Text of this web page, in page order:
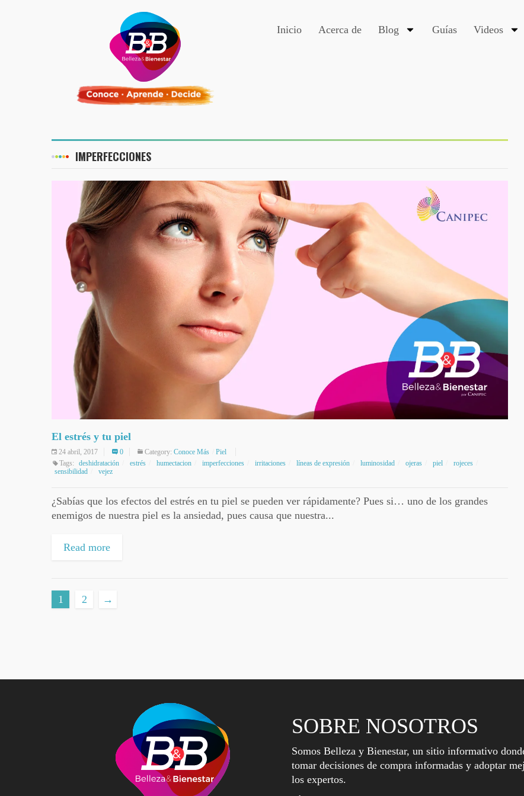
Inicio Acerca de Blog Guías Videos
IMPERFECCIONES
El estrés y tu piel
24 abril, 2017 0 Category: Conoce Más
Piel
Tags:
deshidratación estrés humectacion imperfecciones irritaciones líneas de expresión luminosidad ojeras piel
rojeces
sensibilidad
vejez
¿Sabías que los efectos del estrés en tu piel se pueden ver rápidamente? Pues si… uno de los grandes
enemigos de nuestra piel es la ansiedad, pues causa que nuestra...
Read more
1 2 →
SOBRE NOSOTROS
Somos Belleza y Bienestar, un sitio informativo
tomar decisiones de compra informadas y adoptar
los expertos.